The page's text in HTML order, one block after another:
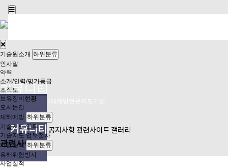
기술원소개 하위분류
인사말
약력
소개/인력/평가등급
조직도
보유장비현황
오시는길
재해예방 하위분류
기술지도 업무
기술지도 업무절차
사업실적 하위분류
유해위험방지
사업실적
커뮤니티
고용노동부지정 재해예방전문지도기관
커뮤니티 공지사항관련사이트갤러리
관련사이트